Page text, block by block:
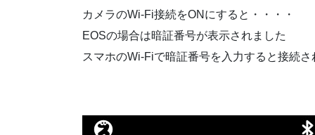
カメラのWi-Fi接続をONにすると・・・・
EOSの場合は暗証番号が表示されました
スマホのWi-Fiで暗証番号を入力すると接続さ